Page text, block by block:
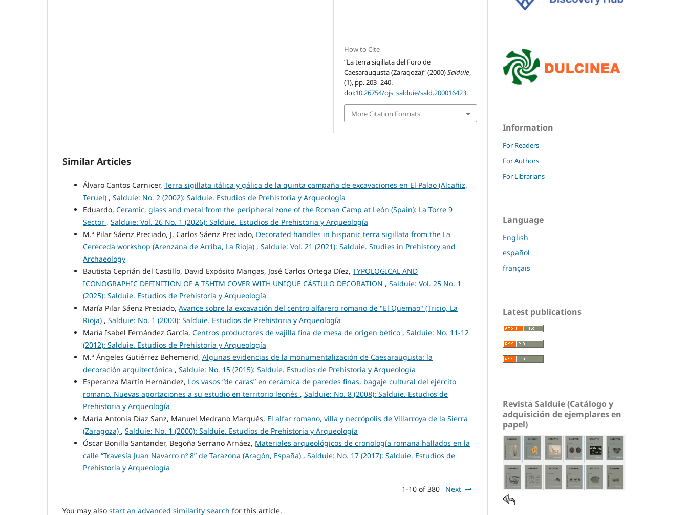
How to Cite
“La terra sigillata del Foro de
Caesaraugusta (Zaragoza)” (2000)Salduie,
(1), pp. 203–240.
doi:10.26754/ojs_salduie/sald.200016423.
More Citation Formats
Similar Articles
Álvaro Cantos Carnicer, Terra sigillata itálica y gálica de la quinta campaña de excavaciones en El Palao (Alcañiz,
Teruel) , Salduie: No. 2 (2002): Salduie. Estudios de Prehistoria y Arqueología
Eduardo, Ceramic, glass and metal from the peripheral zone of the Roman Camp at León (Spain): La Torre 9
Sector , Salduie: Vol. 26 No. 1 (2026): Salduie. Estudios de Prehistoria y Arqueología
M.ª Pilar Sáenz Preciado, J. Carlos Sáenz Preciado, Decorated handles in hispanic terra sigillata from the La
Cereceda workshop (Arenzana de Arriba, La Rioja) , Salduie: Vol. 21 (2021): Salduie. Studies in Prehistory and
Archaeology
Bautista Ceprián del Castillo, David Expósito Mangas, José Carlos Ortega Díez, TYPOLOGICAL AND
ICONOGRAPHIC DEFINITION OF A TSHTM COVER WITH UNIQUE CÁSTULO DECORATION , Salduie: Vol. 25 No. 1
(2025): Salduie. Estudios de Prehistoria y Arqueología
María Pilar Sáenz Preciado, Avance sobre la excavación del centro alfarero romano de "El Quemao" (Tricio, La
Rioja) , Salduie: No. 1 (2000): Salduie. Estudios de Prehistoria y Arqueología
María Isabel Fernández García, Centros productores de vajilla fina de mesa de origen bético , Salduie: No. 11-12
(2012): Salduie. Estudios de Prehistoria y Arqueología
M.ª Ángeles Gutiérrez Behemerid, Algunas evidencias de la monumentalización de Caesaraugusta: la
decoración arquitectónica , Salduie: No. 15 (2015): Salduie. Estudios de Prehistoria y Arqueología
Esperanza Martín Hernández, Los vasos “de caras” en cerámica de paredes finas, bagaje cultural del ejército
romano. Nuevas aportaciones a su estudio en territorio leonés , Salduie: No. 8 (2008): Salduie. Estudios de
Prehistoria y Arqueología
María Antonia Díaz Sanz, Manuel Medrano Marqués, El alfar romano, villa y necrópolis de Villarroya de la Sierra
(Zaragoza) , Salduie: No. 1 (2000): Salduie. Estudios de Prehistoria y Arqueología
Óscar Bonilla Santander, Begoña Serrano Arnáez, Materiales arqueológicos de cronología romana hallados en la
calle “Travesía Juan Navarro nº 8” de Tarazona (Aragón, España) , Salduie: No. 17 (2017): Salduie. Estudios de
Prehistoria y Arqueología
1-10 of 380 Next
You may also start an advanced similarity search for this article.
Information
For Readers
For Authors
For Librarians
Language
English
español
français
Latest publications
Revista Salduie (Catálogo y
adquisición de ejemplares en
papel)